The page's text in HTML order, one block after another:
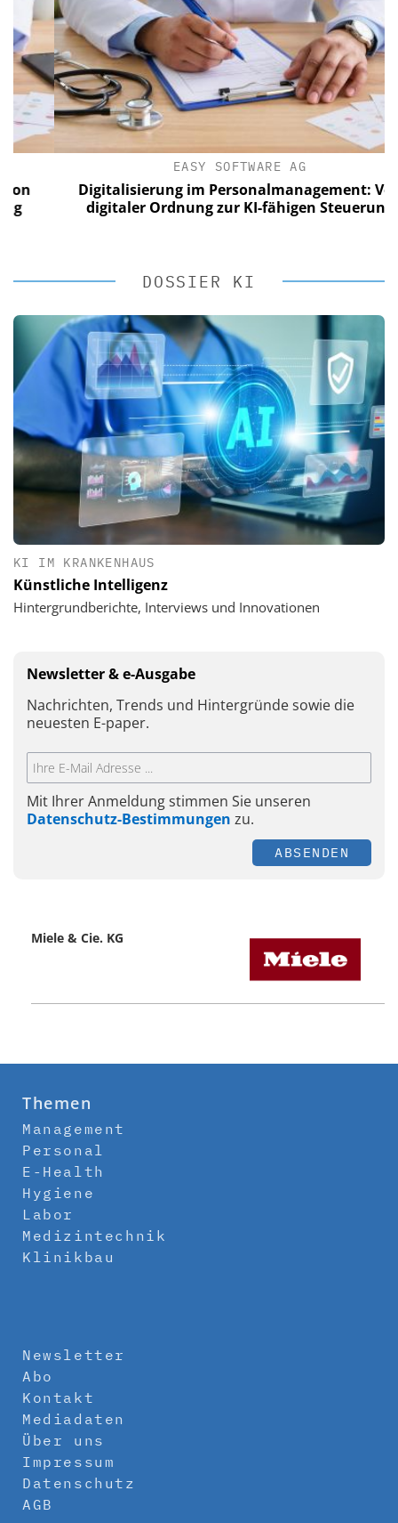
EASY SOFTWARE AG
Digitalisierung im Personalmanagement: Von
digitaler Ordnung zur KI-fähigen Steuerung
DOSSIER KI
KI IM KRANKENHAUS
Künstliche Intelligenz
Hintergrundberichte, Interviews und Innovationen
Newsletter & e-Ausgabe
Nachrichten, Trends und Hintergründe sowie die
neuesten E-paper.
Mit Ihrer Anmeldung stimmen Sie unseren
Datenschutz-Bestimmungen zu.
ABSENDEN
Miele & Cie. KG
Themen
Management
Personal
E-Health
Hygiene
Labor
Medizintechnik
Klinikbau
Newsletter
Abo
Kontakt
Mediadaten
Über uns
Impressum
Datenschutz
AGB